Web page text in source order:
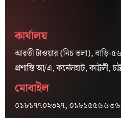
কার্যালয়
আরতী টাওয়ার (নিচ তলা), বাড়ি-
প্রশান্তি আ/এ, কর্নেলহাট, কাট্টলী,
মোবাইল
০১৮১৭৭০২৩২৭,